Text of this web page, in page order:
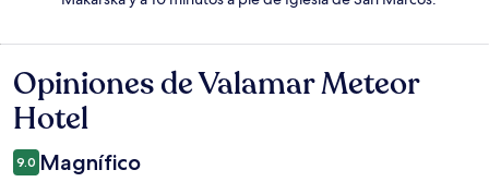
Opiniones
Opiniones de Valamar Meteor
Hotel
9.0 Magnífico